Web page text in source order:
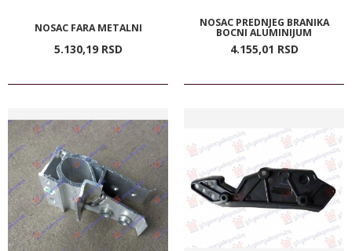
NOSAC FARA METALNI
5.130,19 RSD
NOSAC PREDNJEG BRANIKA
BOCNI ALUMINIJUM
4.155,01 RSD